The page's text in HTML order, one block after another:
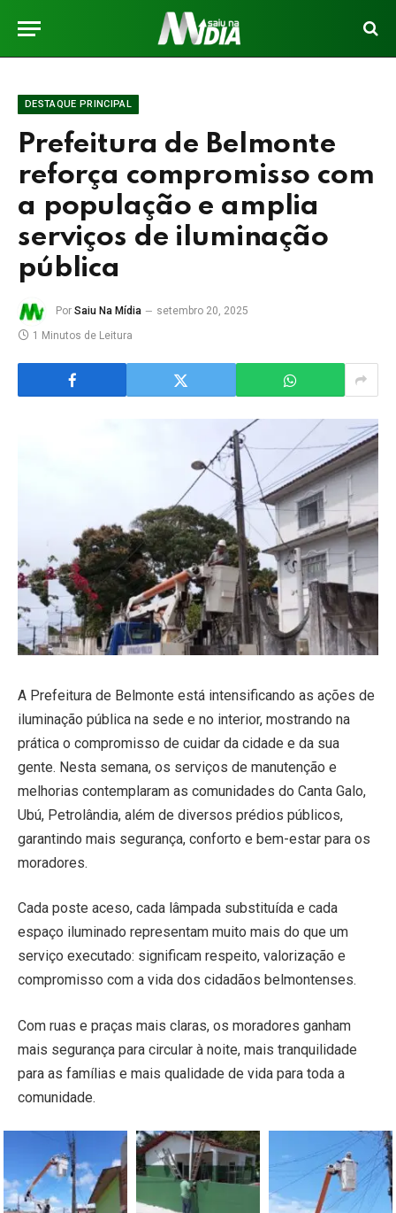
DESTAQUE PRINCIPAL
Prefeitura de Belmonte
reforça compromisso com
a população e amplia
serviços de iluminação
pública
Por Saiu Na Mídia
setembro 20, 2025
1 Minutos de Leitura
A Prefeitura de Belmonte está intensificando as ações de
iluminação pública na sede e no interior, mostrando na
prática o compromisso de cuidar da cidade e da sua
gente. Nesta semana, os serviços de manutenção e
melhorias contemplaram as comunidades do Canta Galo,
Ubú, Petrolândia, além de diversos prédios públicos,
garantindo mais segurança, conforto e bem-estar para os
moradores.
Cada poste aceso, cada lâmpada substituída e cada
espaço iluminado representam muito mais do que um
serviço executado: significam respeito, valorização e
compromisso com a vida dos cidadãos belmontenses.
Com ruas e praças mais claras, os moradores ganham
mais segurança para circular à noite, mais tranquilidade
para as famílias e mais qualidade de vida para toda a
comunidade.